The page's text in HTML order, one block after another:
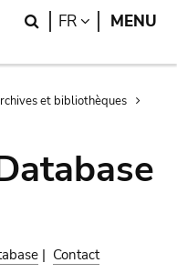
Search
FR LANGUAGE
MENU
et bibliothèques
| Contact